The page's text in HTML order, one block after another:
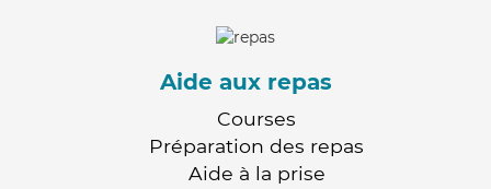
Aide aux repas
Courses
Préparation des repas
Aide à la prise